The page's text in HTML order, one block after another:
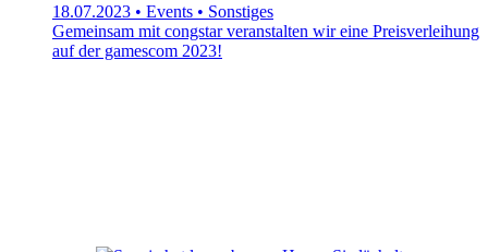
18.07.2023 • Events • Sonstiges
Gemeinsam mit congstar veranstalten wir eine Preisverleihung
auf der gamescom 2023!